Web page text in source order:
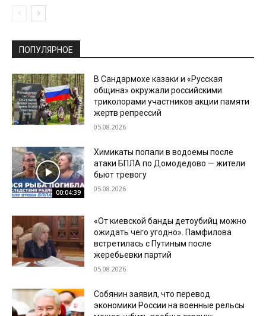
ПОПУЛЯРНОЕ
В Сандармохе казаки и «Русская
община» окружали российскими
триколорами участников акции памяти
жертв репрессий
05.08.2026
00:04:39
Химикаты попали в водоемы после
атаки БПЛА по Домодедово — жители
бьют тревогу
05.08.2026
«От киевской банды детоубийц можно
ожидать чего угодно». Памфилова
встретилась с Путиным после
жеребьевки партий
05.08.2026
Собянин заявил, что перевод
экономики России на военные рельсы